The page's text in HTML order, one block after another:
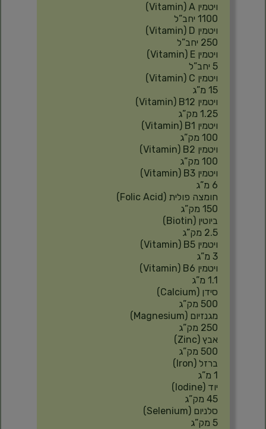
ויטמין A‏ (Vitamin)‏
1100 יחב”ל
ויטמין D‏ (Vitamin)‏
250 יחב”ל
ויטמין E‏ (Vitamin)‏
5 יחב”ל
ויטמין C‏ (Vitamin)‏
15 מ”ג
ויטמין B12‏ (Vitamin)‏
1.25 מק”ג
ויטמין B1‏ (Vitamin)‏
100 מק”ג
ויטמין B2‏ (Vitamin)‏
100 מק”ג
ויטמין B3‏ (Vitamin)‏
6 מ”ג
חומצה פולית‏ (Folic Acid)‏
150 מק”ג
ביוטין‏ (Biotin)‏
2.5 מק”ג
ויטמין B5‏ (Vitamin)‏
3 מ”ג
ויטמין B6‏ (Vitamin)‏
1.1 מ”ג
סידן‏ (Calcium)‏
500 מק”ג
מגנזיום‏ (Magnesium)‏
250 מק”ג
אבץ‏ (Zinc)‏
500 מק”ג
ברזל‏ (Iron)‏
1 מ”ג
יוד‏ (lodine)‏
45 מק”ג
סלניום‏ (Selenium)‏
5 מק”ג